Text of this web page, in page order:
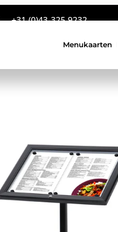
+31 (0)43-325 9232
Menukaarten